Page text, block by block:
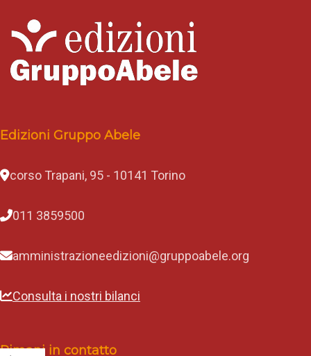
Edizioni Gruppo Abele
corso Trapani, 95 - 10141 Torino
011 3859500
amministrazioneedizioni@gruppoabele.org
Consulta i nostri bilanci
Rimani in contatto